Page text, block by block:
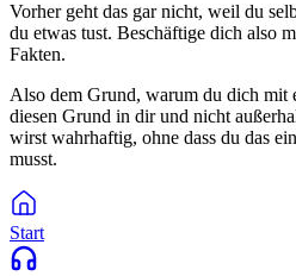
Vorher geht das gar nicht, weil du
du etwas tust. Beschäftige dich also
Fakten.
Also dem Grund, warum du dich mit
diesen Grund in dir und nicht
wirst wahrhaftig, ohne dass du das
musst.
Start